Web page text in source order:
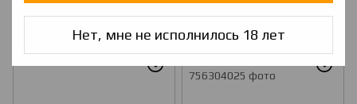
Нет, мне не исполнилось 18 лет